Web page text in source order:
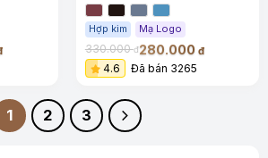
Hợp kim Mạ Logo
330.000đ280.000 đ
4.6 Đã bán 3265
1 2 3